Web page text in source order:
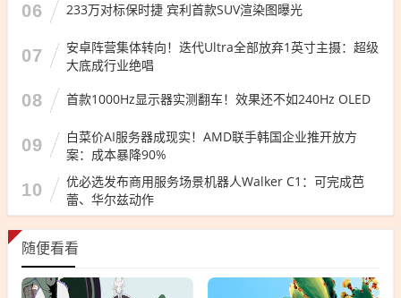
06 233万对标保时捷 宾利首款SUV渲染图曝光
07
安卓阵营集体转向！迭代Ultra全部放弃1英寸主摄：超级
大底成行业绝唱
08 首款1000Hz显示器实测翻车！效果还不如240Hz OLED
09
白菜价AI服务器成现实！AMD联手韩国企业推开放方
案：成本暴降90%
10
优必选发布商用服务场景机器人Walker C1：可完成芭
蕾、华尔兹动作
随便看看